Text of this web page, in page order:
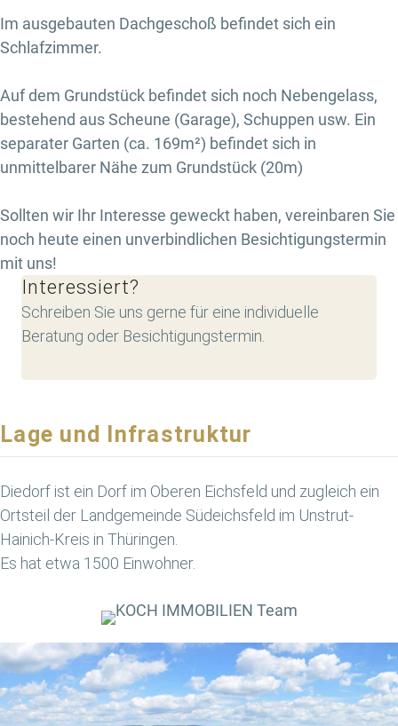
Im ausgebauten Dachgeschoß befindet sich ein
Schlafzimmer.
Auf dem Grundstück befindet sich noch Nebengelass,
bestehend aus Scheune (Garage), Schuppen usw. Ein
separater Garten (ca. 169m²) befindet sich in
unmittelbarer Nähe zum Grundstück (20m)
Sollten wir Ihr Interesse geweckt haben, vereinbaren Sie
noch heute einen unverbindlichen Besichtigungstermin
mit uns!
Interessiert?
Schreiben Sie uns gerne für eine individuelle
Beratung oder Besichtigungstermin.
Lage und Infrastruktur
Diedorf ist ein Dorf im Oberen Eichsfeld und zugleich ein
Ortsteil der Landgemeinde Südeichsfeld im Unstrut-
Hainich-Kreis in Thüringen.
Es hat etwa 1500 Einwohner.